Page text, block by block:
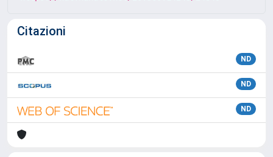
Citazioni
ND
ND
ND